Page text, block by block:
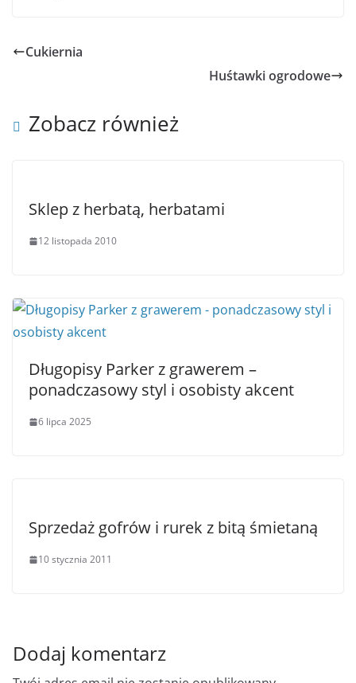
Cukiernia
Huśtawki ogrodowe
Zobacz również
Sklep z herbatą, herbatami
12 listopada 2010
Długopisy Parker z grawerem –
ponadczasowy styl i osobisty akcent
6 lipca 2025
Sprzedaż gofrów i rurek z bitą śmietaną
10 stycznia 2011
Dodaj komentarz